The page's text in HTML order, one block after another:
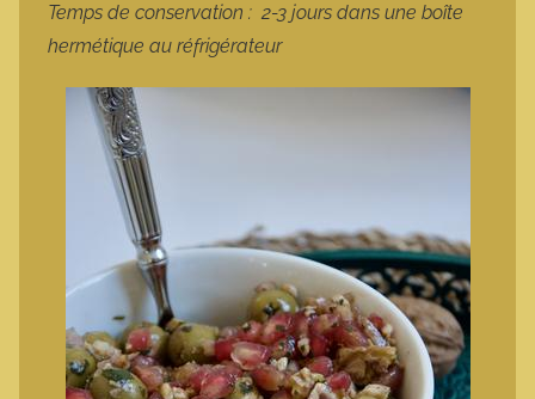
Temps de conservation : 2-3 jours dans une boîte
hermétique au réfrigérateur